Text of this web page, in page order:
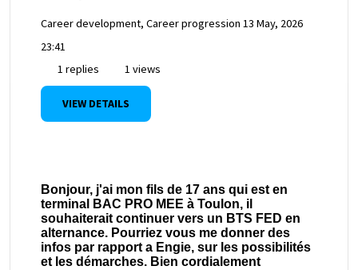
Career development, Career progression 13 May, 2026
23:41
1 replies
1 views
VIEW DETAILS
Bonjour, j'ai mon fils de 17 ans qui est en
terminal BAC PRO MEE à Toulon, il
souhaiterait continuer vers un BTS FED en
alternance. Pourriez vous me donner des
infos par rapport a Engie, sur les possibilités
et les démarches. Bien cordialement